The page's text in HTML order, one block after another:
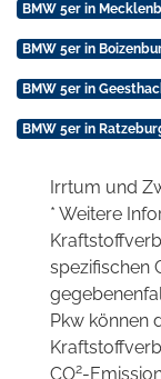
BMW 5er in
BMW 5er in
BMW 5er in
BMW 5er in
Irrtum und
* Weitere
spezifischen
Pkw können
CO2-